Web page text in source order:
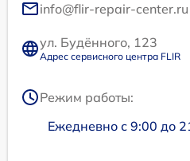
info@flir-repair-center.ru
ул. Будённого, 123
Адрес сервисного центра FLIR
Режим работы:
Ежедневно с 9:00 до